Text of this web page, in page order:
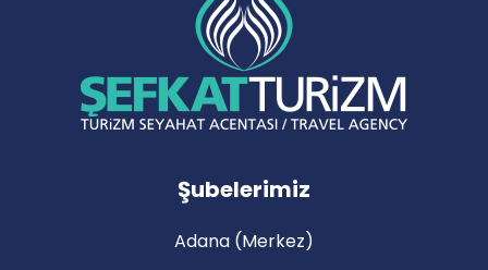
Şubelerimiz
Adana (Merkez)